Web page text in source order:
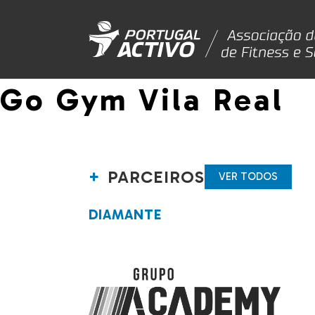
Go Gym Vila Real
PARCEIROS VER TODOS
DIAMANTE